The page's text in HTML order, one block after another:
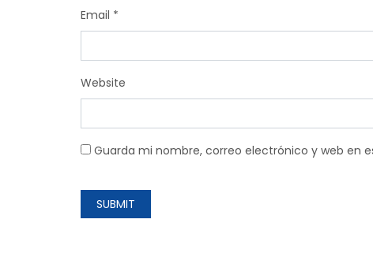
Email *
Website
Guarda mi nombre, correo electrónico y web en